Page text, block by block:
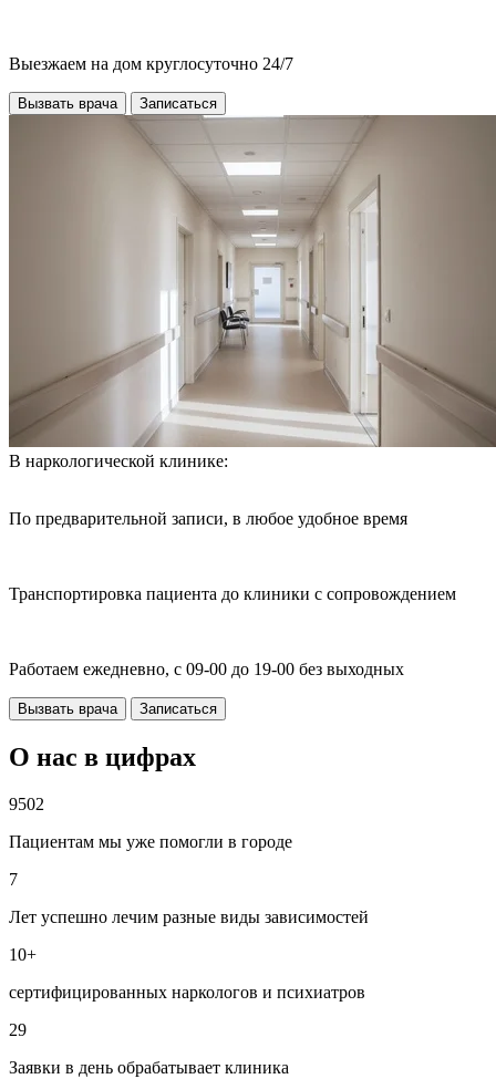
Выезжаем на дом круглосуточно 24/7
Вызвать врача Записаться
В наркологической клинике:
По предварительной записи, в любое удобное время
Транспортировка пациента до клиники с сопровождением
Работаем ежедневно, с 09-00 до 19-00 без выходных
Вызвать врача Записаться
О нас в цифрах
9502
Пациентам мы уже помогли в городе
7
Лет успешно лечим разные виды зависимостей
10+
сертифицированных наркологов и психиатров
29
Заявки в день обрабатывает клиника